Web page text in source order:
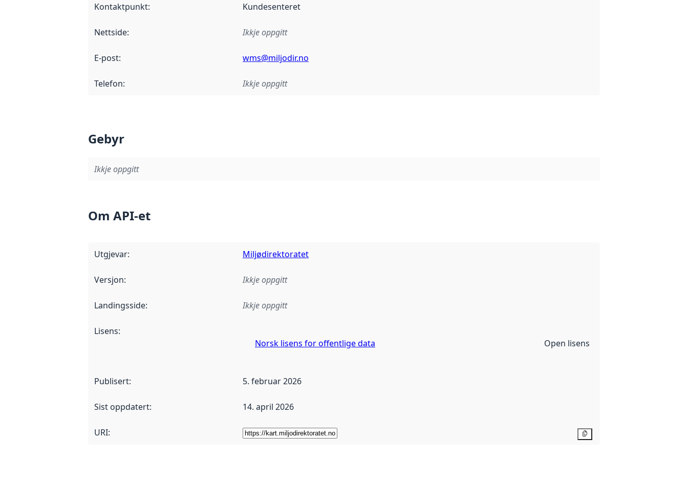
Kontaktpunkt: Kundesenteret
Nettside: Ikkje oppgitt
E-post: wms@miljodir.no
Telefon: Ikkje oppgitt
Gebyr
Ikkje oppgitt
Om API-et
Utgjevar: Miljødirektoratet
Versjon: Ikkje oppgitt
Landingsside: Ikkje oppgitt
Lisens:
Norsk lisens for offentlige data
Open lisens
Publisert: 5. februar 2026
Sist oppdatert: 14. april 2026
URI: